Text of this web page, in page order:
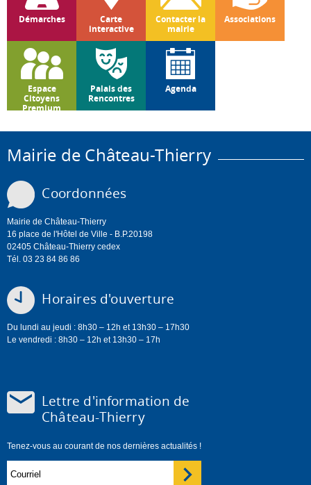
Démarches
Carte
interactive
Contacter la
mairie
Associations
Espace
Citoyens
Premium
Palais des
Rencontres
Agenda
Mairie de Château-Thierry
Coordonnées
Mairie de Château-Thierry
16 place de l'Hôtel de Ville - B.P.20198
02405 Château-Thierry cedex
Tél. 03 23 84 86 86
Horaires d'ouverture
Du lundi au jeudi : 8h30 – 12h et 13h30 – 17h30
Le vendredi : 8h30 – 12h et 13h30 – 17h
Lettre d'information de
Château-Thierry
Tenez-vous au courant de nos dernières actualités !